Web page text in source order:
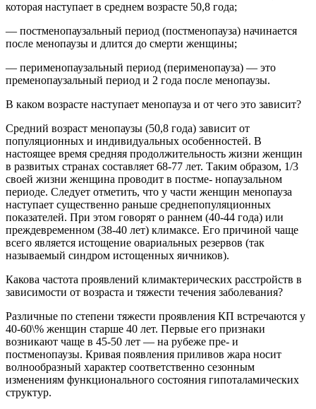
которая наступает в среднем возрасте 50,8 года;
— постменопаузальный период (постменопауза) начинается
после менопаузы и длится до смерти женщины;
— перименопаузальный период (перименопауза) — это
пременопаузальный период и 2 года после менопаузы.
В каком возрасте наступает менопауза и от чего это зависит?
Средний возраст менопаузы (50,8 года) зависит от
популяционных и индивидуальных особенностей. В
настоящее время средняя продолжительность жизни женщин
в развитых странах составляет 68-77 лет. Таким образом, 1/3
своей жизни женщина проводит в постме- нопаузальном
периоде. Следует отметить, что у части женщин менопауза
наступает существенно раньше среднепопуляционных
показателей. При этом говорят о раннем (40-44 года) или
преждевременном (38-40 лет) климаксе. Его причиной чаще
всего является истощение овариальных резервов (так
называемый синдром истощенных яичников).
Какова частота проявлений климактерических расстройств в
зависимости от возраста и тяжести течения заболевания?
Различные по степени тяжести проявления КП встречаются у
40-60\% женщин старше 40 лет. Первые его признаки
возникают чаще в 45-50 лет — на рубеже пре- и
постменопаузы. Кривая появления приливов жара носит
волнообразный характер соответственно сезонным
изменениям функционального состояния гипоталамических
структур.